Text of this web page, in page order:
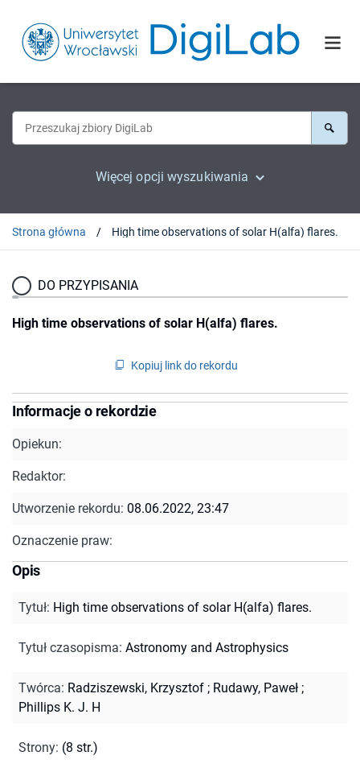
Więcej opcji wyszukiwania
Strona główna High time observations of solar H(alfa) flares.
DO PRZYPISANIA
High time observations of solar H(alfa) flares.
Kopiuj link do rekordu
Informacje o rekordzie
Opiekun:
Redaktor:
Utworzenie rekordu: 08.06.2022, 23:47
Oznaczenie praw:
Opis
Tytuł: High time observations of solar H(alfa) flares.
Tytuł czasopisma: Astronomy and Astrophysics
Twórca: Radziszewski, Krzysztof ; Rudawy, Paweł ;
Phillips K. J. H
Strony: (8 str.)